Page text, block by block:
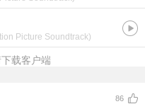
Picture Soundtrack)
载客户端
86